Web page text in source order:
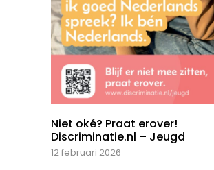
Niet oké? Praat erover!
Discriminatie.nl – Jeugd
12 februari 2026